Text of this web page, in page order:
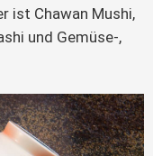
ist Chawan Mushi,
und Gemüse-,